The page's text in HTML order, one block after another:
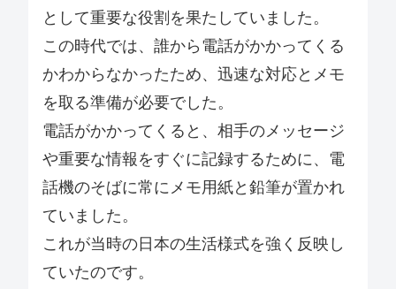
として重要な役割を果たしていました。
この時代では、誰から電話がかかってくる
かわからなかったため、迅速な対応とメモ
を取る準備が必要でした。
電話がかかってくると、相手のメッセージ
や重要な情報をすぐに記録するために、電
話機のそばに常にメモ用紙と鉛筆が置かれ
ていました。
これが当時の日本の生活様式を強く反映し
ていたのです。